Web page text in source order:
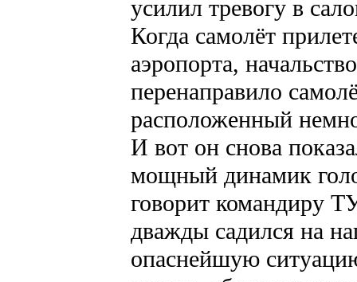
усилил тревогу в
Когда самолёт
аэропорта,
перенаправило
расположенный
И вот он снова
мощный динамик
говорит командиру
дважды садился на
опаснейшую